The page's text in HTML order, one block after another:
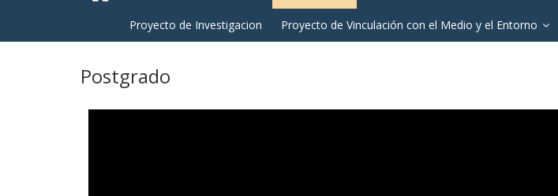
Proyecto de Investigacion Proyecto de Vinculación con el Medio y el Entorno
Postgrado